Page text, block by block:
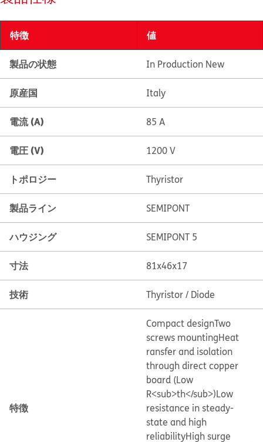
特徴 値
製品の状態 In Production New
原産国 Italy
電流 (A) 85 A
電圧 (V) 1200 V
トポロジー Thyristor
製品ライン SEMIPONT
ハウジング SEMIPONT 5
寸法 81x46x17
技術 Thyristor / Diode
特徴
Compact designTwo
screws mountingHeat
ransfer and isolation
through direct copper
board (Low
R<sub>th</sub>)Low
resistance in steady-
state and high
reliabilityHigh surge